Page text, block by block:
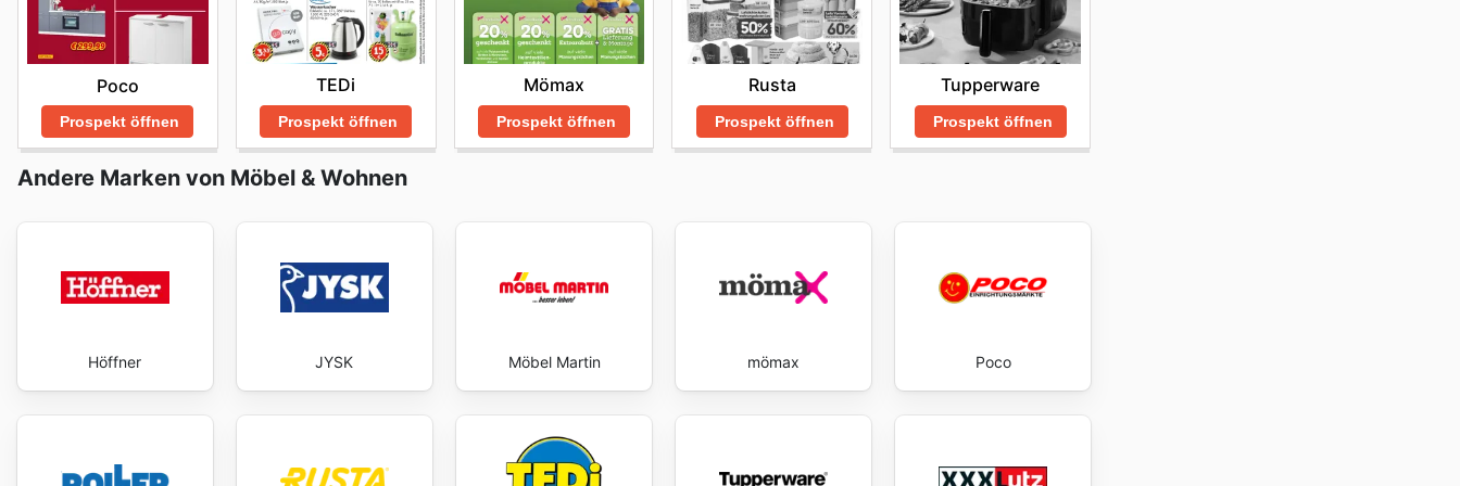
Poco
Prospekt öffnen
TEDi
Prospekt öffnen
Mömax
Prospekt öffnen
Rusta
Prospekt öffnen
Tupperware
Prospekt öffnen
Andere Marken von Möbel & Wohnen
Höffner JYSK Möbel Martin mömax Poco